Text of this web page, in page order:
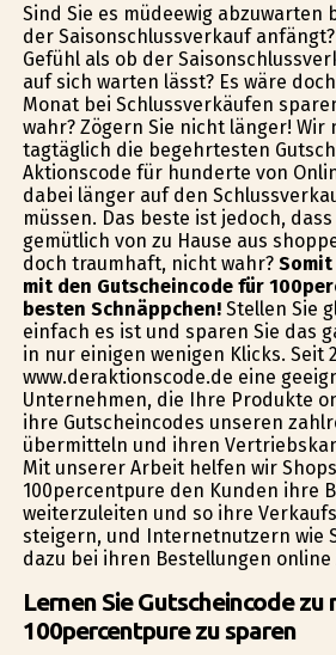
Sind Sie es müdeewig abzuwarten
der Saisonschlussverkauf
Gefühl als ob der
auf sich warten lässt? Es wäre
Monat bei Schlussverkäufen
wahr? Zögern Sie nicht länger! Wir
tagtäglich die begehrtesten
Aktionscode für hunderte von
dabei länger auf den
müssen. Das beste ist jedoch,
gemütlich von zu Hause aus
doch traumhaft, nicht wahr? Somit
mit den Gutscheincode für
besten Schnäppchen!Stellen Sie
einfach es ist und sparen Sie das
in nur einigen wenigen Klicks. Seit
www.deraktionscode.de eine
Unternehmen, die Ihre Produkte
ihre Gutscheincodes unseren
übermitteln und ihren
Mit unserer Arbeit helfen wir
100percentpure den Kunden ihre
weiterzuleiten und so ihre
steigern, und Internetnutzern wie
dazu bei ihren Bestellungen online
Lernen Sie Gutscheincode zu
100percentpure zu sparen